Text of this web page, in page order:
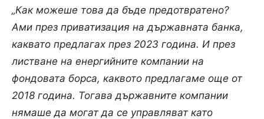
„Как можеше това да бъде предотвратено?
Ами през приватизация на държавната банка,
каквато предлагах през 2023 година. И през
листване на енергийните компании на
фондовата борса, каквото предлагаме още от
2018 година. Тогава държавните компании
нямаше да могат да се управляват като